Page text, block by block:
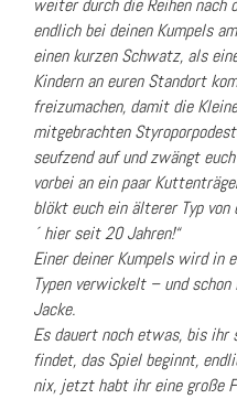
weiter durch die Reihen nach
endlich bei deinen Kumpels
einen kurzen Schwatz, als
Kindern an euren Standort
freizumachen, damit die
mitgebrachten
seufzend auf und zwängt
vorbei an ein paar
blökt euch ein älterer Typ von
´ hier seit 20 Jahren!“
Einer deiner Kumpels wird in
Typen verwickelt – und
Jacke.
Es dauert noch etwas, bis ihr
findet, das Spiel beginnt,
nix, jetzt habt ihr eine große